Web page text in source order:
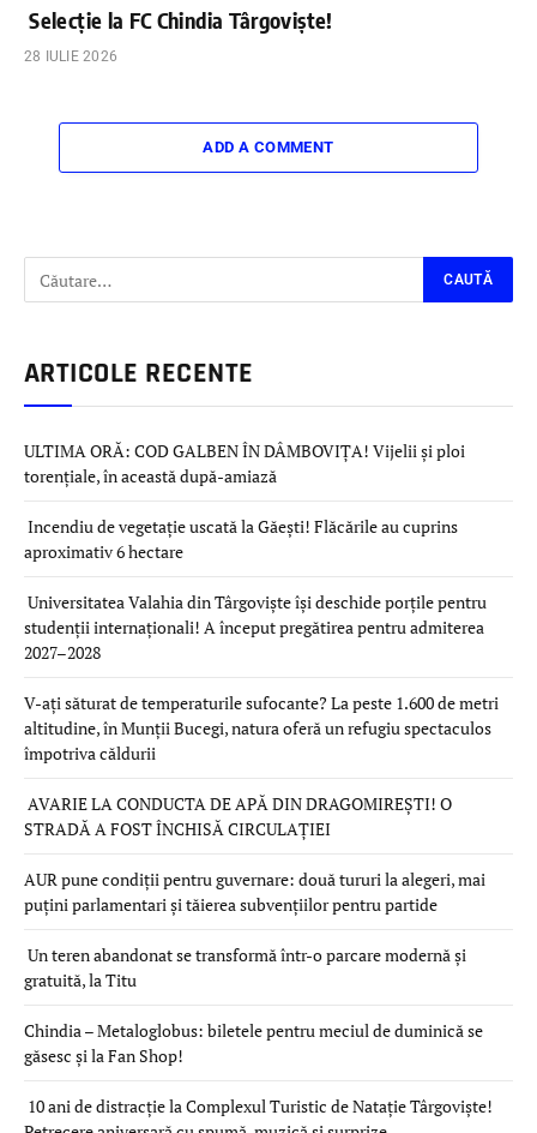
Selecție la FC Chindia Târgoviște!
28 IULIE 2026
ADD A COMMENT
ARTICOLE RECENTE
ULTIMA ORĂ: COD GALBEN ÎN DÂMBOVIȚA! Vijelii și ploi
torențiale, în această după-amiază
Incendiu de vegetație uscată la Găești! Flăcările au cuprins
aproximativ 6 hectare
Universitatea Valahia din Târgoviște își deschide porțile pentru
studenții internaționali! A început pregătirea pentru admiterea
2027–2028
V-ați săturat de temperaturile sufocante? La peste 1.600 de metri
altitudine, în Munții Bucegi, natura oferă un refugiu spectaculos
împotriva căldurii
AVARIE LA CONDUCTA DE APĂ DIN DRAGOMIREȘTI! O
STRADĂ A FOST ÎNCHISĂ CIRCULAȚIEI
AUR pune condiții pentru guvernare: două tururi la alegeri, mai
puțini parlamentari și tăierea subvențiilor pentru partide
Un teren abandonat se transformă într-o parcare modernă și
gratuită, la Titu
Chindia – Metaloglobus: biletele pentru meciul de duminică se
găsesc și la Fan Shop!
10 ani de distracție la Complexul Turistic de Natație Târgoviște!